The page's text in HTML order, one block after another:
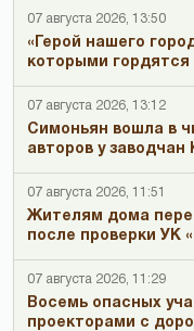
07 августа 2026, 13:50
«Герой нашего
которыми гордятся
07 августа 2026, 13:12
Симоньян вошла в
авторов у
07 августа 2026, 11:51
Жителям дома
после проверки УК
07 августа 2026, 11:29
Восемь опасных
проекторами с